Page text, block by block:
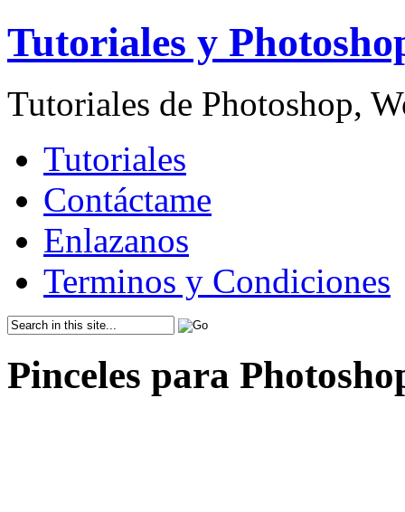
Tutoriales y
Tutoriales de Photoshop,
Tutoriales
Contáctame
Enlazanos
Terminos y Condiciones
Pinceles para